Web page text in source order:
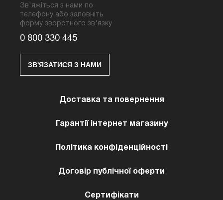
Зв'яжіться з нами по
телефону або заповніть
форму зворотного зв'язку
0 800 330 445
ЗВ'ЯЗАТИСЯ З НАМИ
Доставка та повернення
Гарантії інтернет магазину
Політика конфіденційності
Договір публічної оферти
Сертифікати